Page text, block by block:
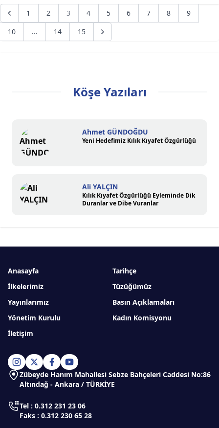
1 2 3 4 5 6 7 8
9
10
... 14 15
Köşe Yazıları
Ahmet GÜNDOĞDU
Yeni Hedefimiz Kılık Kıyafet Özgürlüğü
Ali YALÇIN
Kılık Kıyafet Özgürlüğü Eyleminde Dik
Duranlar ve Dibe Vuranlar
Anasayfa
Tarihçe
İlkelerimiz
Tüzüğümüz
Yayınlarımız
Basın Açıklamaları
Yönetim Kurulu
Kadın Komisyonu
İletişim
Zübeyde Hanım Mahallesi Sebze Bahçeleri Caddesi No:86
Altındağ - Ankara / TÜRKİYE
Tel : 0.312 231 23 06
Faks : 0.312 230 65 28